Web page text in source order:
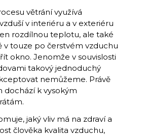
větrání využívá
v interiéru a v exteriéru
rozdílnou teplotu, ale také
v touze po čerstvém vzduchu
okno. Jenomže v souvislosti
takový jednoduchý
nemůžeme. Právě
dochází k vysokým
jaký vliv má na zdraví a
člověka kvalita vzduchu,